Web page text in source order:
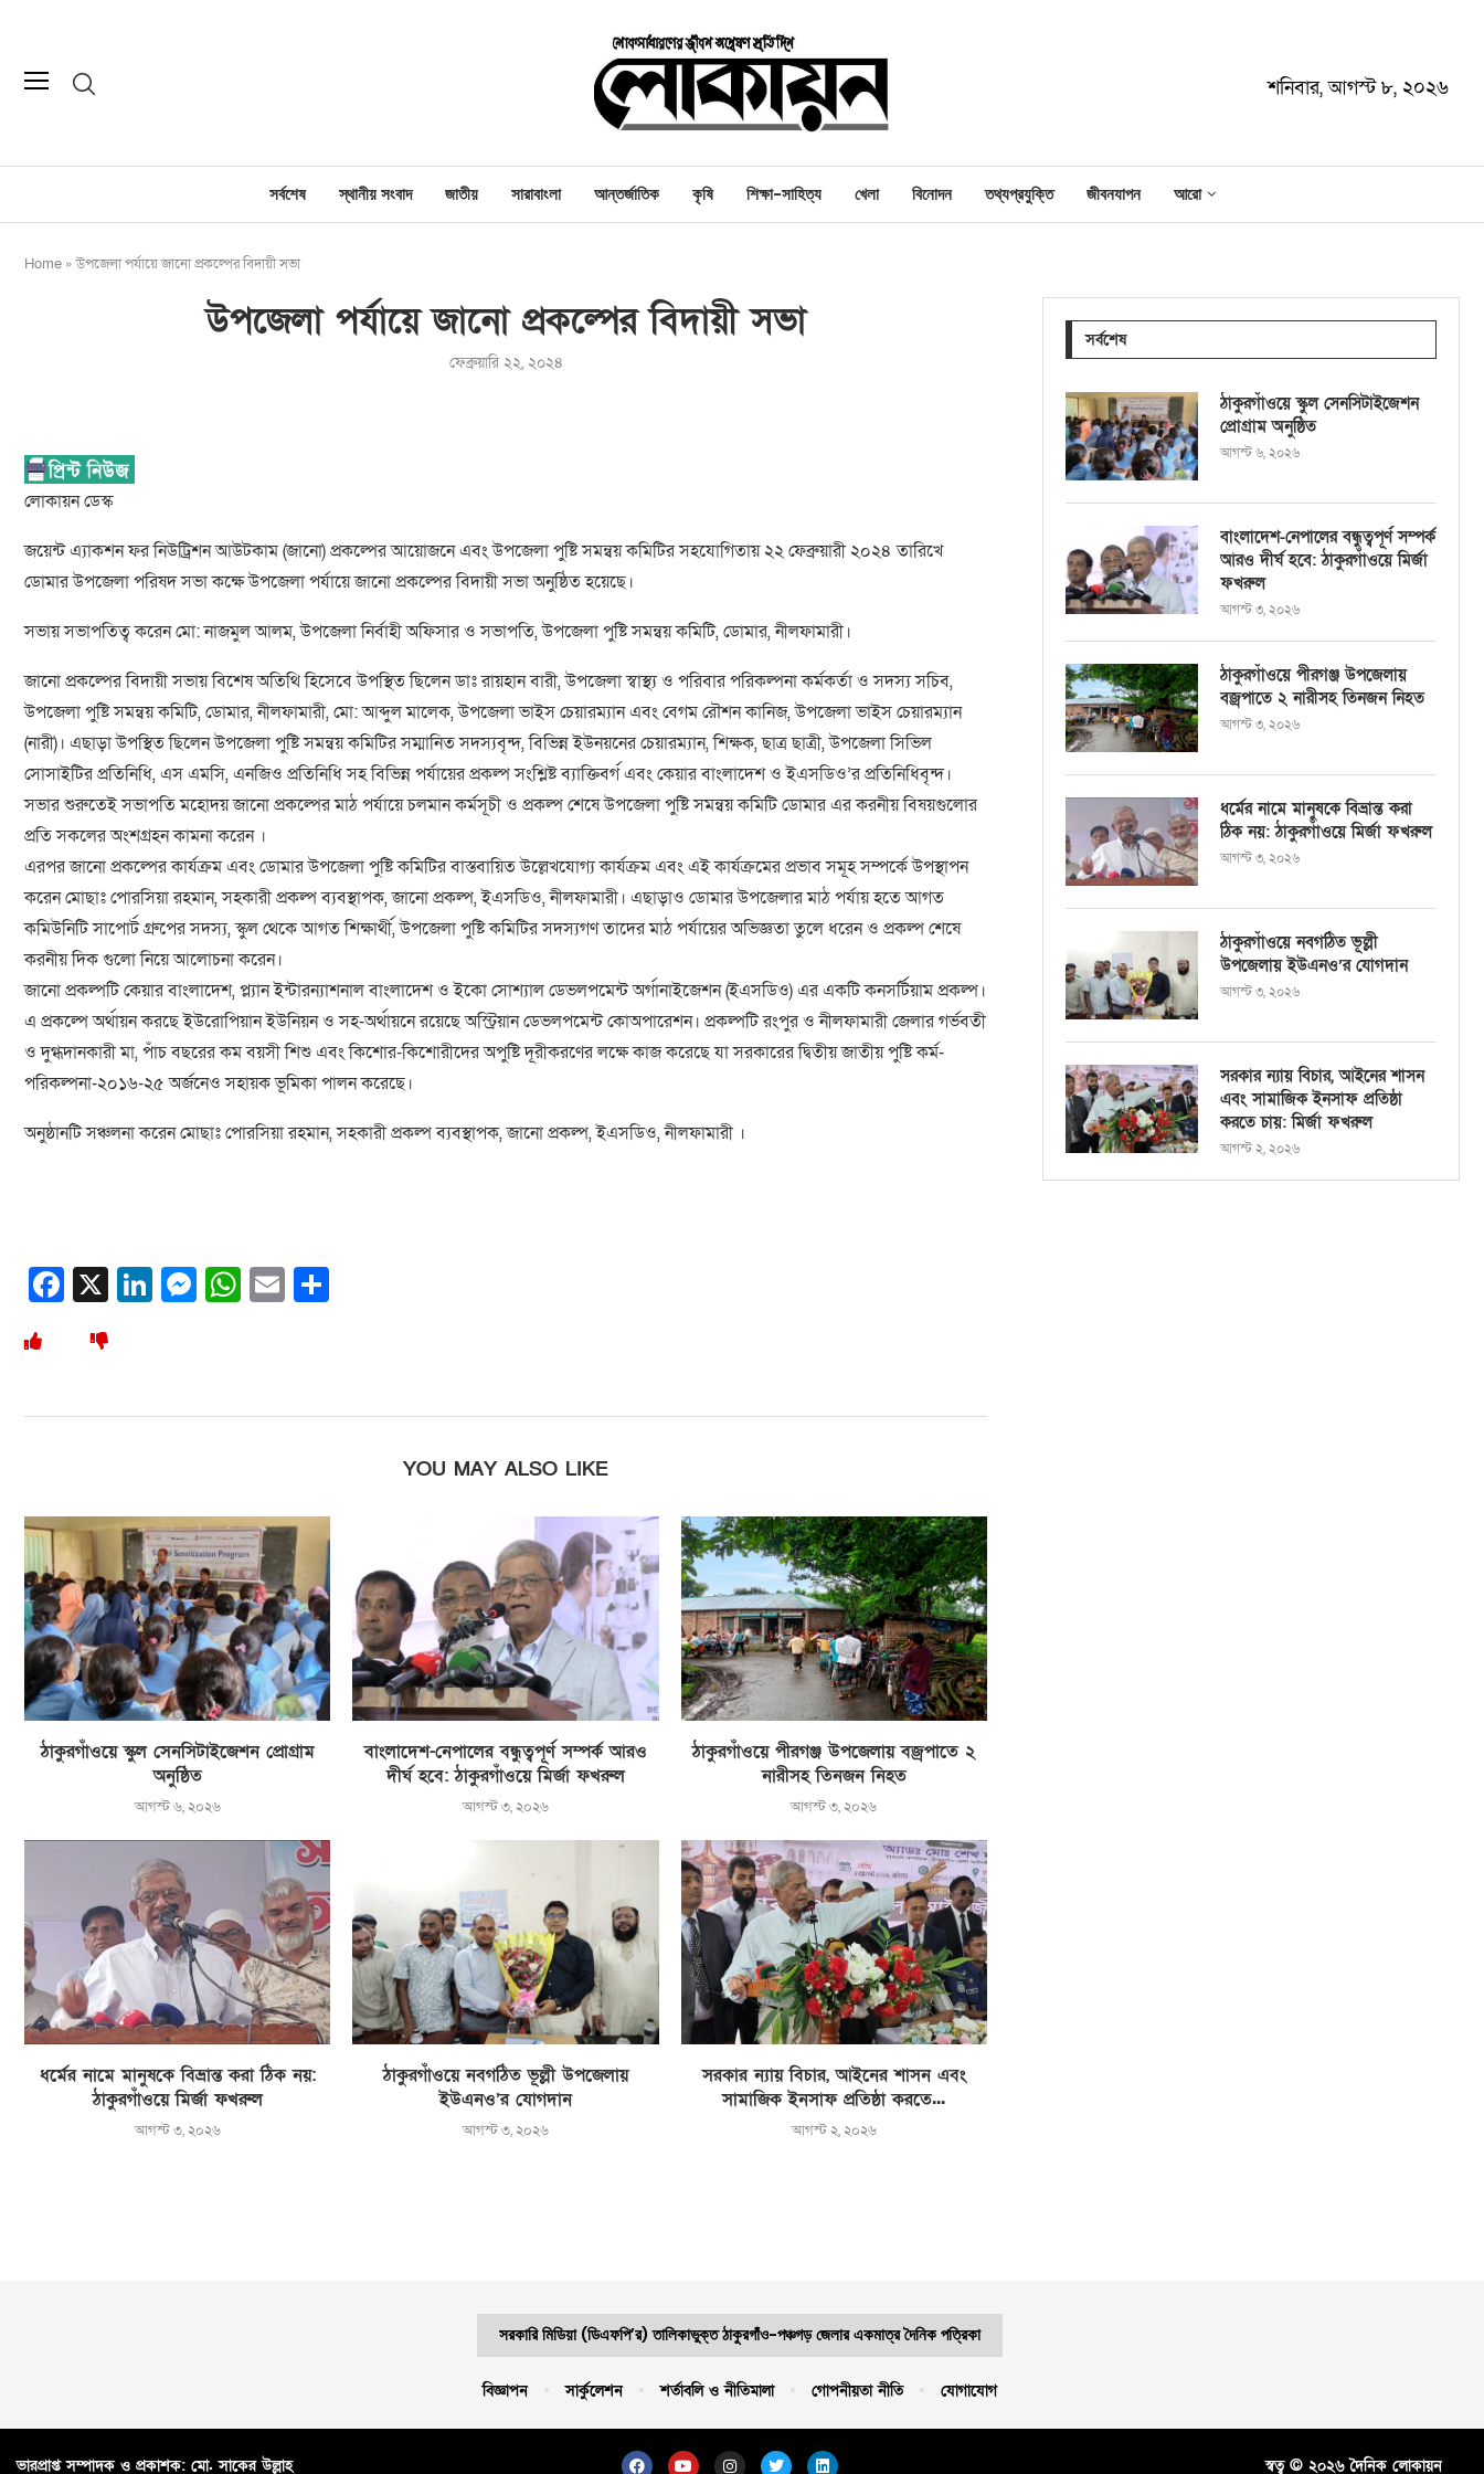
শনিবার, আগস্ট ৮, ২০২৬
সর্বশেষ স্থানীয় সংবাদ জাতীয় সারাবাংলা আন্তর্জাতিক কৃষি শিক্ষা-সাহিত্য খেলা বিনোদন তথ্যপ্রযুক্তি জীবনযাপন আরো
Home »উপজেলা পর্যায়ে জানো প্রকল্পের বিদায়ী সভা
উপজেলা পর্যায়ে জানো প্রকল্পের বিদায়ী সভা
ফেব্রুয়ারি ২২, ২০২৪
লোকায়ন ডেস্ক
জয়েন্ট এ্যাকশন ফর নিউট্রিশন আউটকাম (জানো) প্রকল্পের আয়োজনে এবং উপজেলা পুষ্টি সমন্বয় কমিটির সহযোগিতায় ২২ ফেব্রুয়ারী ২০২৪ তারিখে
ডোমার উপজেলা পরিষদ সভা কক্ষে উপজেলা পর্যায়ে জানো প্রকল্পের বিদায়ী সভা অনুষ্ঠিত হয়েছে।
সভায় সভাপতিত্ব করেন মো: নাজমুল আলম, উপজেলা নির্বাহী অফিসার ও সভাপতি, উপজেলা পুষ্টি সমন্বয় কমিটি, ডোমার, নীলফামারী।
জানো প্রকল্পের বিদায়ী সভায় বিশেষ অতিথি হিসেবে উপস্থিত ছিলেন ডাঃ রায়হান বারী, উপজেলা স্বাস্থ্য ও পরিবার পরিকল্পনা কর্মকর্তা ও সদস্য সচিব,
উপজেলা পুষ্টি সমন্বয় কমিটি, ডোমার, নীলফামারী, মো: আব্দুল মালেক, উপজেলা ভাইস চেয়ারম্যান এবং বেগম রৌশন কানিজ, উপজেলা ভাইস চেয়ারম্যান
(নারী)। এছাড়া উপস্থিত ছিলেন উপজেলা পুষ্টি সমন্বয় কমিটির সম্মানিত সদস্যবৃন্দ, বিভিন্ন ইউনয়নের চেয়ারম্যান, শিক্ষক, ছাত্র ছাত্রী, উপজেলা সিভিল
সোসাইটির প্রতিনিধি, এস এমসি, এনজিও প্রতিনিধি সহ বিভিন্ন পর্যায়ের প্রকল্প সংশ্লিষ্ট ব্যাক্তিবর্গ এবং কেয়ার বাংলাদেশ ও ইএসডিও’র প্রতিনিধিবৃন্দ।
সভার শুরুতেই সভাপতি মহোদয় জানো প্রকল্পের মাঠ পর্যায়ে চলমান কর্মসূচী ও প্রকল্প শেষে উপজেলা পুষ্টি সমন্বয় কমিটি ডোমার এর করনীয় বিষয়গুলোর
প্রতি সকলের অংশগ্রহন কামনা করেন ।
এরপর জানো প্রকল্পের কার্যক্রম এবং ডোমার উপজেলা পুষ্টি কমিটির বাস্তবায়িত উল্লেখযোগ্য কার্যক্রম এবং এই কার্যক্রমের প্রভাব সমূহ সম্পর্কে উপস্থাপন
করেন মোছাঃ পোরসিয়া রহমান, সহকারী প্রকল্প ব্যবস্থাপক, জানো প্রকল্প, ইএসডিও, নীলফামারী। এছাড়াও ডোমার উপজেলার মাঠ পর্যায় হতে আগত
কমিউনিটি সাপোর্ট গ্রুপের সদস্য, স্কুল থেকে আগত শিক্ষার্থী, উপজেলা পুষ্টি কমিটির সদস্যগণ তাদের মাঠ পর্যায়ের অভিজ্ঞতা তুলে ধরেন ও প্রকল্প শেষে
করনীয় দিক গুলো নিয়ে আলোচনা করেন।
জানো প্রকল্পটি কেয়ার বাংলাদেশ, প্ল্যান ইন্টারন্যাশনাল বাংলাদেশ ও ইকো সোশ্যাল ডেভলপমেন্ট অর্গানাইজেশন (ইএসডিও) এর একটি কনসর্টিয়াম প্রকল্প।
এ প্রকল্পে অর্থায়ন করছে ইউরোপিয়ান ইউনিয়ন ও সহ-অর্থায়নে রয়েছে অস্ট্রিয়ান ডেভলপমেন্ট কোঅপারেশন। প্রকল্পটি রংপুর ও নীলফামারী জেলার গর্ভবতী
ও দুগ্ধদানকারী মা, পাঁচ বছরের কম বয়সী শিশু এবং কিশোর-কিশোরীদের অপুষ্টি দূরীকরণের লক্ষে কাজ করেছে যা সরকারের দ্বিতীয় জাতীয় পুষ্টি কর্ম-
পরিকল্পনা-২০১৬-২৫ অর্জনেও সহায়ক ভূমিকা পালন করেছে।
অনুষ্ঠানটি সঞ্চলনা করেন মোছাঃ পোরসিয়া রহমান, সহকারী প্রকল্প ব্যবস্থাপক, জানো প্রকল্প, ইএসডিও, নীলফামারী ।
Facebook
X LinkedIn
Messenger
WhatsApp
Email
YOU MAY ALSO LIKE
ঠাকুরগাঁওয়ে স্কুল সেনসিটাইজেশন প্রোগ্রাম
অনুষ্ঠিত
আগস্ট ৬, ২০২৬
বাংলাদেশ-নেপালের বন্ধুত্বপূর্ণ সম্পর্ক আরও
দীর্ঘ হবে: ঠাকুরগাঁওয়ে মির্জা ফখরুল
আগস্ট ৩, ২০২৬
ঠাকুরগাঁওয়ে পীরগঞ্জ উপজেলায় বজ্রপাতে ২
নারীসহ তিনজন নিহত
আগস্ট ৩, ২০২৬
ধর্মের নামে মানুষকে বিভ্রান্ত করা ঠিক নয়:
ঠাকুরগাঁওয়ে মির্জা ফখরুল
আগস্ট ৩, ২০২৬
ঠাকুরগাঁওয়ে নবগঠিত ভূল্লী উপজেলায়
ইউএনও’র যোগদান
আগস্ট ৩, ২০২৬
সরকার ন্যায় বিচার, আইনের শাসন এবং
সামাজিক ইনসাফ প্রতিষ্ঠা করতে...
আগস্ট ২, ২০২৬
সর্বশেষ
ঠাকুরগাঁওয়ে স্কুল সেনসিটাইজেশন
প্রোগ্রাম অনুষ্ঠিত
আগস্ট ৬, ২০২৬
বাংলাদেশ-নেপালের বন্ধুত্বপূর্ণ সম্পর্ক
আরও দীর্ঘ হবে: ঠাকুরগাঁওয়ে মির্জা
ফখরুল
আগস্ট ৩, ২০২৬
ঠাকুরগাঁওয়ে পীরগঞ্জ উপজেলায়
বজ্রপাতে ২ নারীসহ তিনজন নিহত
আগস্ট ৩, ২০২৬
ধর্মের নামে মানুষকে বিভ্রান্ত করা
ঠিক নয়: ঠাকুরগাঁওয়ে মির্জা ফখরুল
আগস্ট ৩, ২০২৬
ঠাকুরগাঁওয়ে নবগঠিত ভূল্লী
উপজেলায় ইউএনও’র যোগদান
আগস্ট ৩, ২০২৬
সরকার ন্যায় বিচার, আইনের শাসন
এবং সামাজিক ইনসাফ প্রতিষ্ঠা
করতে চায়: মির্জা ফখরুল
আগস্ট ২, ২০২৬
সরকারি মিডিয়া (ডিএফপি’র) তালিকাভুক্ত ঠাকুরগাঁও-পঞ্চগড় জেলার একমাত্র দৈনিক পত্রিকা
বিজ্ঞাপন সার্কুলেশন শর্তাবলি ও নীতিমালা গোপনীয়তা নীতি যোগাযোগ
ভারপ্রাপ্ত সম্পাদক ও প্রকাশক: মো. সাকের উল্লাহ স্বত্ব © ২০২৬ দৈনিক লোকায়ন